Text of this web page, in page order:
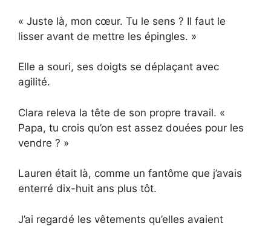
« Juste là, mon cœur. Tu le sens ? Il faut le
lisser avant de mettre les épingles. »
Elle a souri, ses doigts se déplaçant avec
agilité.
Clara releva la tête de son propre travail. «
Papa, tu crois qu’on est assez douées pour les
vendre ? »
Lauren était là, comme un fantôme que j’avais
enterré dix-huit ans plus tôt.
J’ai regardé les vêtements qu’elles avaient